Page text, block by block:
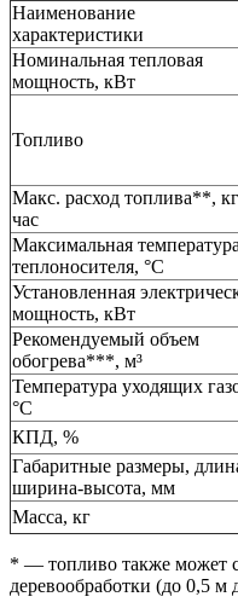
Наименование
характеристики
Номинальная тепловая
мощность, кВт
Топливо
Макс. расход топлива**,
час
Максимальная температура
теплоносителя, °C
Установленная
мощность, кВт
Рекомендуемый объем
обогрева***, м³
Температура уходящих
°C
КПД, %
Габаритные размеры,
ширина-высота, мм
Масса, кг
* — топливо также может
деревообработки (до 0,5